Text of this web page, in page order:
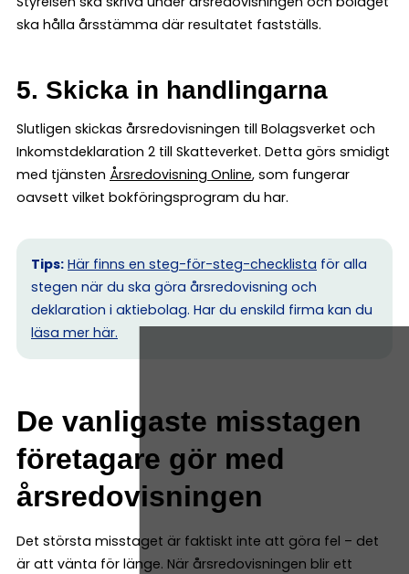
ska hålla årsstämma där resultatet fastställs.
5. Skicka in handlingarna
Slutligen skickas årsredovisningen till Bolagsverket och
Inkomstdeklaration 2 till Skatteverket. Detta görs smidigt
med tjänsten Årsredovisning Online, som fungerar
oavsett vilket bokföringsprogram du har.
Tips: Här finns en steg-för-steg-checklista för alla
stegen när du ska göra årsredovisning och
deklaration i aktiebolag. Har du enskild firma kan du
läsa mer här.
De vanligaste misstagen
företagare gör med
årsredovisningen
Det största misstaget är faktiskt inte att göra fel – det
är att vänta för länge. När årsredovisningen blir ett